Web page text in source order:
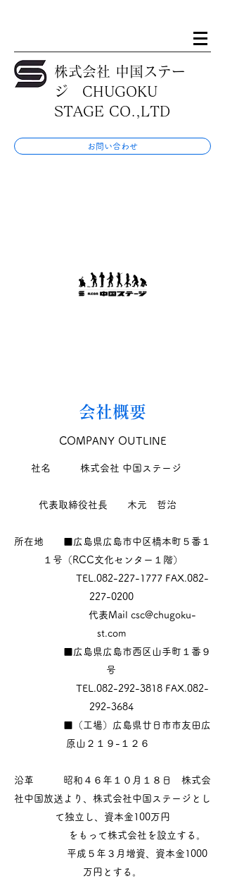
株式会社 中国ステー
ジ CHUGOKU
STAGE CO.,LTD
お問い合わせ
会社概要
​COMPANY OUTLINE
社名 株式会社 中国ステージ
代表取締役社長 木元 哲治
所在地 ■広島県広島市中区橋本町５番１
１号（RCC文化センター１階）
TEL.082-227-1777 FAX.082-
227-0200
代表Mail csc@chugoku-
st.com
■広島県広島市西区山手町１番９
号
TEL.082-292-3818 FAX.082-
292-3684
■（工場）広島県廿日市市友田広
原山２１９-１２６
沿革 昭和４６年１０月１８日 株式会
社中国放送より、株式会社中国ステージとし
て独立し、資本金100万円
をもって株式会社を設立する。
平成５年３月増資、資本金1000
万円とする。